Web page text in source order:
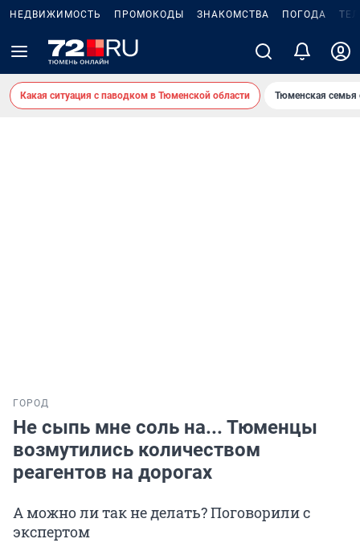
НЕДВИЖИМОСТЬ ПРОМОКОДЫ ЗНАКОМСТВА ПОГОДА
Какая ситуация с паводком в Тюменской области Тюменская семья
ГОРОД
Не сыпь мне соль на... Тюменцы
возмутились количеством
реагентов на дорогах
А можно ли так не делать? Поговорили с
экспертом